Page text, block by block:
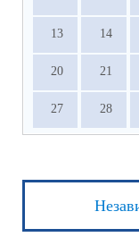
13 14
20 21
27 28